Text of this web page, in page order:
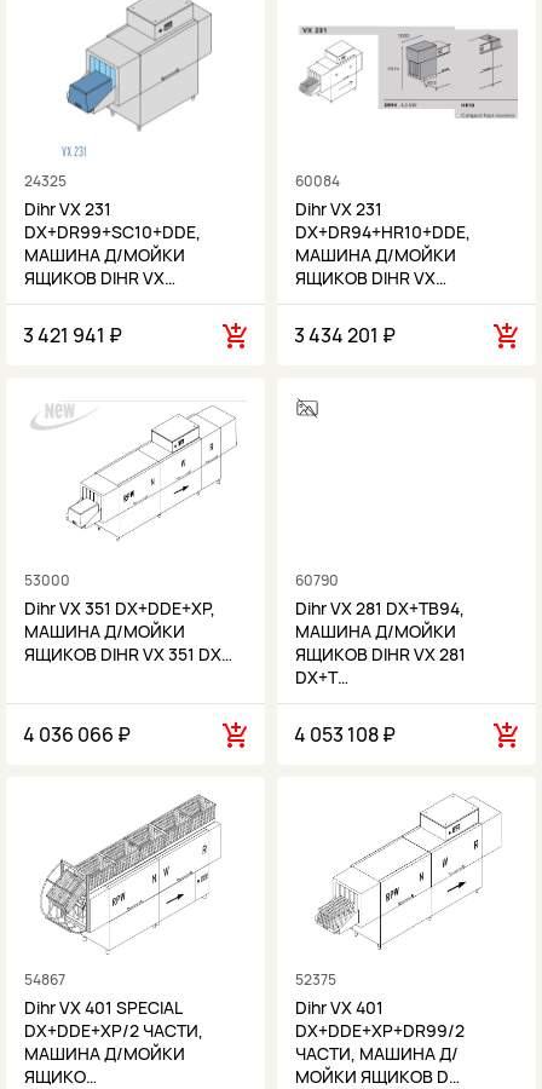
24325
Dihr VX 231
DX+DR99+SC10+DDE,
МАШИНА Д/МОЙКИ
ЯЩИКОВ DIHR VX…
3 421 941 ₽
60084
Dihr VX 231
DX+DR94+HR10+DDE,
МАШИНА Д/МОЙКИ
ЯЩИКОВ DIHR VX…
3 434 201 ₽
53000
Dihr VX 351 DX+DDE+XP,
МАШИНА Д/МОЙКИ
ЯЩИКОВ DIHR VX 351 DX…
4 036 066 ₽
60790
Dihr VX 281 DX+TB94,
МАШИНА Д/МОЙКИ
ЯЩИКОВ DIHR VX 281
DX+T…
4 053 108 ₽
54867
Dihr VX 401 SPECIAL
DX+DDE+XP/2 ЧАСТИ,
МАШИНА Д/МОЙКИ
ЯЩИКО…
52375
Dihr VX 401
DX+DDE+XP+DR99/2
ЧАСТИ, МАШИНА Д/
МОЙКИ ЯЩИКОВ D…